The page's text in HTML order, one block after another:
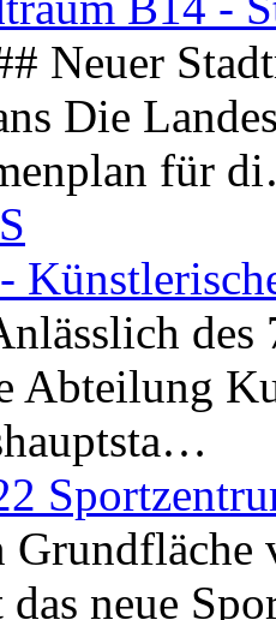
Neuer
Die
für
Abteilung
Grundfläche
neue